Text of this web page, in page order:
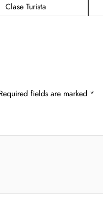
Clase Turista
fields are marked *